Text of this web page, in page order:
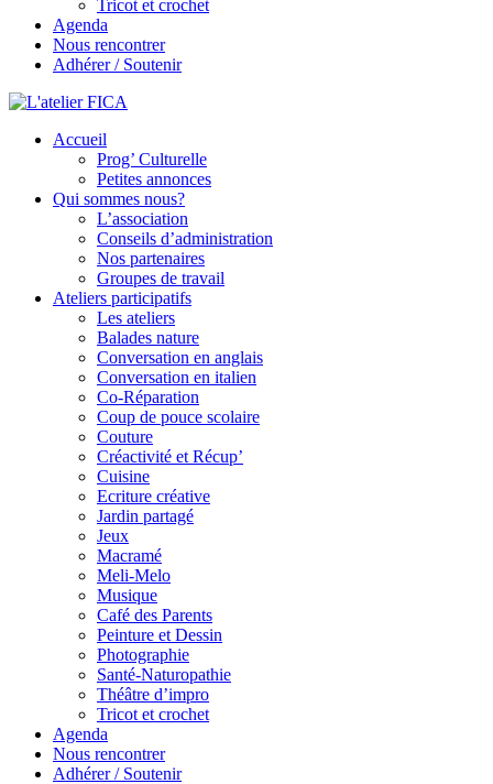
Tricot et crochet
Agenda
Nous rencontrer
Adhérer / Soutenir
L'atelier FICA
Actions conviviales écologiques et solidaires sur le territoire de
Meximieux
Accueil
Prog’ Culturelle
Petites annonces
Qui sommes nous?
L’association
Conseils d’administration
Nos partenaires
Groupes de travail
Ateliers participatifs
Les ateliers
Balades nature
Conversation en anglais
Conversation en italien
Co-Réparation
Coup de pouce scolaire
Couture
Créactivité et Récup’
Cuisine
Ecriture créative
Jardin partagé
Jeux
Macramé
Meli-Melo
Musique
Café des Parents
Peinture et Dessin
Photographie
Santé-Naturopathie
Théâtre d’impro
Tricot et crochet
Agenda
Nous rencontrer
Adhérer / Soutenir